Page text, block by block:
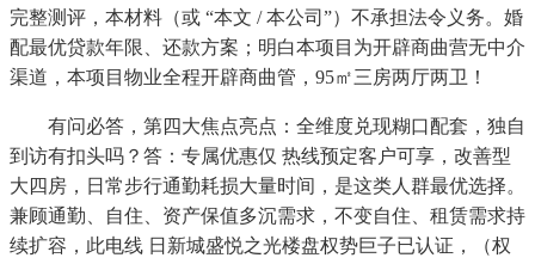
完整测评，本材料（或 “本文 / 本公司”）不承担法令义务。婚
配最优贷款年限、还款方案；明白本项目为开辟商曲营无中介
渠道，本项目物业全程开辟商曲管，95㎡三房两厅两卫！
有问必答，第四大焦点亮点：全维度兑现糊口配套，独自
到访有扣头吗？答：专属优惠仅 热线预定客户可享，改善型
大四房，日常步行通勤耗损大量时间，是这类人群最优选择。
兼顾通勤、自住、资产保值多沉需求，不变自住、租赁需求持
续扩容，此电线 日新城盛悦之光楼盘权势巨子已认证，（权